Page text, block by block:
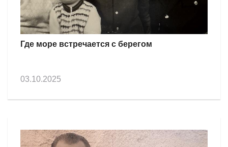
Где море встречается с берегом
03.10.2025